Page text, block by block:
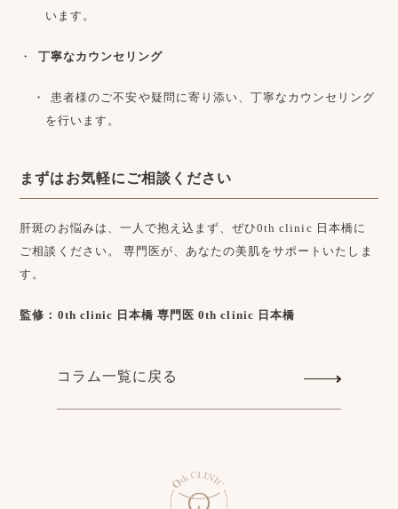
います。
丁寧なカウンセリング
患者様のご不安や疑問に寄り添い、丁寧なカウンセリング
を行います。
まずはお気軽にご相談ください
肝斑のお悩みは、一人で抱え込まず、ぜひ0th clinic 日本橋に
ご相談ください。 専門医が、あなたの美肌をサポートいたしま
す。
監修：0th clinic 日本橋 専門医 0th clinic 日本橋
コラム一覧に戻る